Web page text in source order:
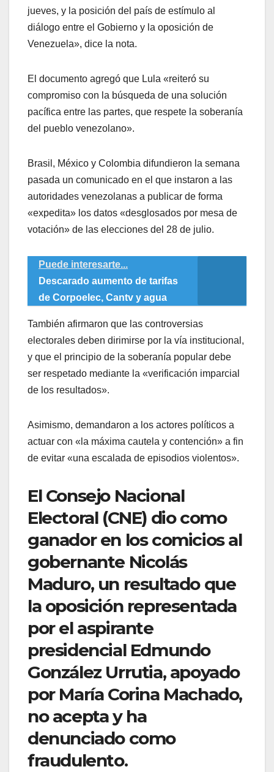
jueves, y la posición del país de estímulo al
diálogo entre el Gobierno y la oposición de
Venezuela», dice la nota.
El documento agregó que Lula «reiteró su
compromiso con la búsqueda de una solución
pacífica entre las partes, que respete la soberanía
del pueblo venezolano».
Brasil, México y Colombia difundieron la semana
pasada un comunicado en el que instaron a las
autoridades venezolanas a publicar de forma
«expedita» los datos «desglosados por mesa de
votación» de las elecciones del 28 de julio.
Puede interesarte...
Descarado aumento de tarifas
de Corpoelec, Cantv y agua
También afirmaron que las controversias
electorales deben dirimirse por la vía institucional,
y que el principio de la soberanía popular debe
ser respetado mediante la «verificación imparcial
de los resultados».
Asimismo, demandaron a los actores políticos a
actuar con «la máxima cautela y contención» a fin
de evitar «una escalada de episodios violentos».
El Consejo Nacional
Electoral (CNE) dio como
ganador en los comicios al
gobernante Nicolás
Maduro, un resultado que
la oposición representada
por el aspirante
presidencial Edmundo
González Urrutia, apoyado
por María Corina Machado,
no acepta y ha
denunciado como
fraudulento.